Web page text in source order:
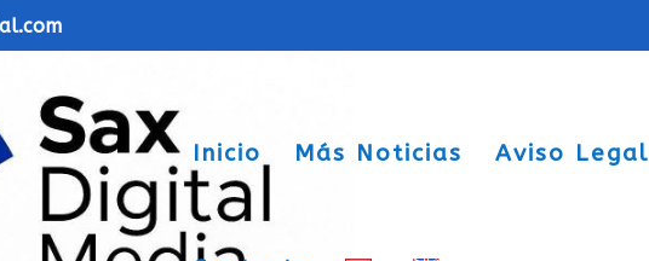
Inicio Más Noticias Aviso Legal